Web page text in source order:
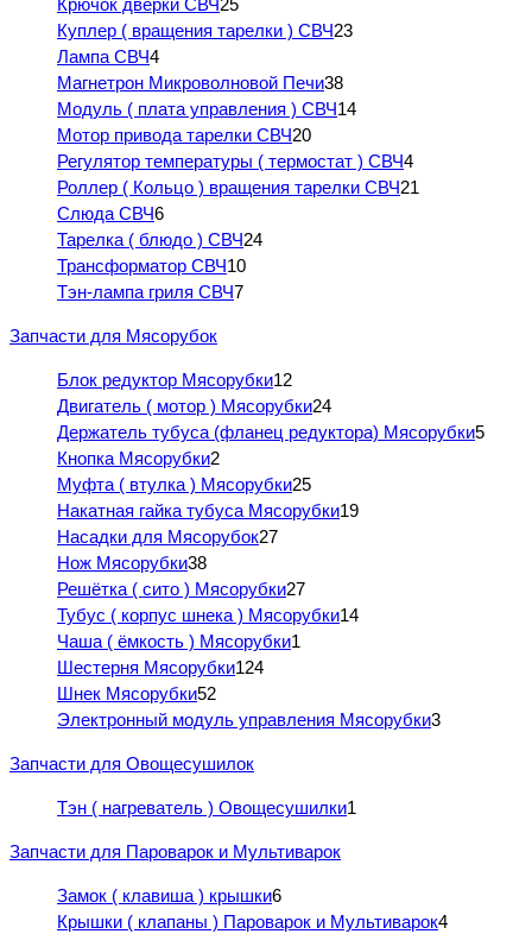
Крючок дверки СВЧ25
Куплер ( вращения тарелки ) СВЧ23
Лампа СВЧ4
Магнетрон Микроволновой Печи38
Модуль ( плата управления ) СВЧ14
Мотор привода тарелки СВЧ20
Регулятор температуры ( термостат ) СВЧ4
Роллер ( Кольцо ) вращения тарелки СВЧ21
Слюда СВЧ6
Тарелка ( блюдо ) СВЧ24
Трансформатор СВЧ10
Тэн-лампа гриля СВЧ7
Запчасти для Мясорубок
Блок редуктор Мясорубки12
Двигатель ( мотор ) Мясорубки24
Держатель тубуса (фланец редуктора) Мясорубки5
Кнопка Мясорубки2
Муфта ( втулка ) Мясорубки25
Накатная гайка тубуса Мясорубки19
Насадки для Мясорубок27
Нож Мясорубки38
Решётка ( сито ) Мясорубки27
Тубус ( корпус шнека ) Мясорубки14
Чаша ( ёмкость ) Мясорубки1
Шестерня Мясорубки124
Шнек Мясорубки52
Электронный модуль управления Мясорубки3
Запчасти для Овощесушилок
Тэн ( нагреватель ) Овощесушилки1
Запчасти для Пароварок и Мультиварок
Замок ( клавиша ) крышки6
Крышки ( клапаны ) Пароварок и Мультиварок4